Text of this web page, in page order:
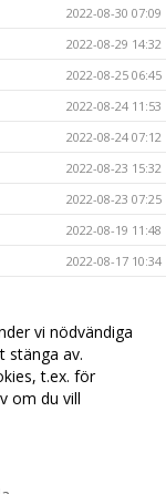
2022-08-30 07:09
2022-08-29 14:32
2022-08-25 06:45
2022-08-24 11:53
2022-08-24 07:12
2022-08-23 15:32
2022-08-23 07:25
2022-08-19 11:48
2022-08-17 10:34
2022-08-04 15:09
2022-08-03 07:31
2022-07-23 18:00
vi nödvändiga
stänga av.
t.ex. för
om du vill